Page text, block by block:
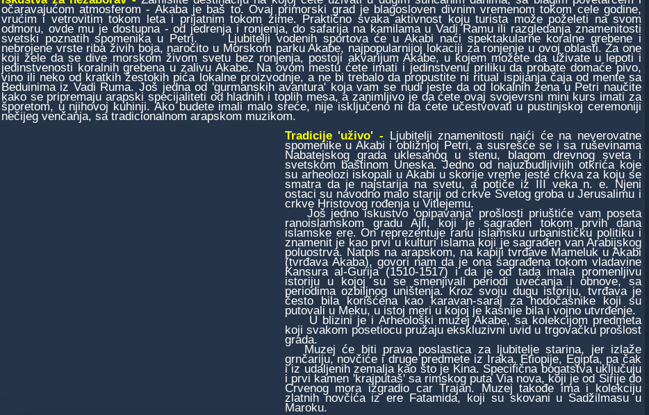
očaravajućom atmosferom - Akaba je baš to. Ovaj primorski grad je blagosloven divnim vremenom tokom cele godine,
vrućim i vetrovitim tokom leta i prijatnim tokom zime. Praktično svaka aktivnost koju turista može poželeti na svom
odmoru, ovde mu je dostupna - od jedrenja i ronjenja, do safarija na kamilama u Vadi Ramu ili razgledanja znamenitosti
svetski poznatih spomenika u Petri. Ljubitelji vodenih sportova će u Akabi naći spektakularne koralne grebene i
nebrojene vrste riba živih boja, naročito u Morskom parku Akabe, najpopularnijoj lokaciji za ronjenje u ovoj oblasti. Za one
koji žele da se dive morskom živom svetu bez ronjenja, postoji akvarijum Akabe, u kojem možete da uživate u lepoti i
jedinstvenosti koralnih grebena u zalivu Akabe. Na ovom mestu ćete imati i jedinstvenu priliku da probate domaće pivo,
vino ili neko od kratkih žestokih pića lokalne proizvodnje, a ne bi trebalo da propustite ni ritual ispijanja čaja od mente sa
Beduinima iz Vadi Ruma. Još jedna od 'gurmanskih avantura' koja vam se nudi jeste da od lokalnih žena u Petri naučite
kako se pripremaju arapski specijaliteti od hladnih i toplih mesa, a zanimljivo je da ćete ovaj svojevrsni mini kurs imati za
šporetom, u njihovoj kuhinji. Ako budete imali malo sreće, nije isključeno ni da ćete učestvovati u pustinjskoj ceremoniji
nečijeg venčanja, sa tradicionalnom arapskom muzikom.
Tradicije 'uživo' -
Ljubitelji znamenitosti naići će na neverovatne
spomenike u Akabi i obližnjoj Petri, a susrešće se i sa ruševinama
Nabatejskog grada uklesanog u stenu, blagom drevnog sveta i
svetskom baštinom Uneska. Jedno od najuzbudljivijih otkrića koje
su arheolozi iskopali u Akabi u skorije vreme jeste crkva za koju se
smatra da je najstarija na svetu, a potiče iz III veka n. e. Njeni
ostaci su navodno malo stariji od crkve Svetog groba u Jerusalimu i
crkve Hristovog rođenja u Vitlejemu.
Još jedno iskustvo 'opipavanja' prošlosti priuštiće vam poseta
ranoislamskom gradu Ajli, koji je sagrađen tokom prvih dana
islamske ere. On reprezentuje ranu islamsku urbanističku politiku i
znamenit je kao prvi u kulturi islama koji je sagrađen van Arabijskog
poluostrva. Natpis na arapskom, na kapiji tvrđave Mameluk u Akabi
(tvrđava Akaba), govori nam da je ona sagrađena tokom vladavine
Kansura al-Gurija (1510-1517) i da je od tada imala promenljivu
istoriju u kojoj su se smenjivali periodi uvećanja i obnove, sa
periodima ozbiljnog uništenja. Kroz svoju dugu istoriju, tvrđava je
često bila korišćena kao karavan-saraj za hodočasnike koji su
putovali u Meku, u istoj meri u kojoj je kasnije bila i vojno utvrđenje.
U blizini je i Arheološki muzej Akabe, sa kolekcijom predmeta
koji svakom posetiocu pružaju ekskluzivni uvid u trgovačku prošlost
grada.
Muzej će biti prava poslastica za ljubitelje starina, jer izlaže
grnčariju, novčiće i druge predmete iz Iraka, Etiopije, Egipta, pa čak
i iz udaljenih zemalja kao što je Kina. Specifična bogatstva uključuju
i prvi kamen 'krajputaš' sa rimskog puta Via nova, koji je od Sirije do
Crvenog mora izgradio car Trajan. Muzej takođe ima i kolekciju
zlatnih novčića iz ere Fatamida, koji su skovani u Sadžilmasu u
Maroku.